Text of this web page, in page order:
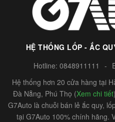
HỆ THỐNG LỐP - ẮC
Hotline: 0848911111 -
Hệ thống hơn 20 cửa hàng tại
Đà Nẵng, Phú Thọ (Xem chi tiết
G7Auto là chuỗi bán lẻ ắc quy,
tại G7Auto 100% chính hãng.